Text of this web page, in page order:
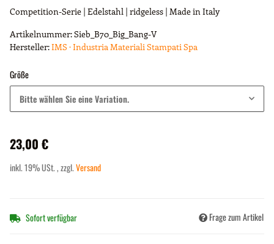
Competition-Serie | Edelstahl | ridgeless | Made in Italy
Artikelnummer:Sieb_B70_Big_Bang-V
Hersteller:IMS · Industria Materiali Stampati Spa
Größe
Bitte wählen Sie eine Variation.
23,00 €
inkl. 19% USt. , zzgl.Versand
Sofort verfügbar Frage zum Artikel